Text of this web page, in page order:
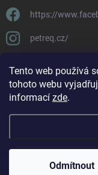
Tento web používá
tohoto webu
informací zde.
Odmítnout
https://
petreq.cz/
Copyright 2026